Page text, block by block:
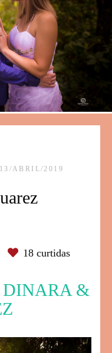
13/ABRIL/2019
18curtidas
&